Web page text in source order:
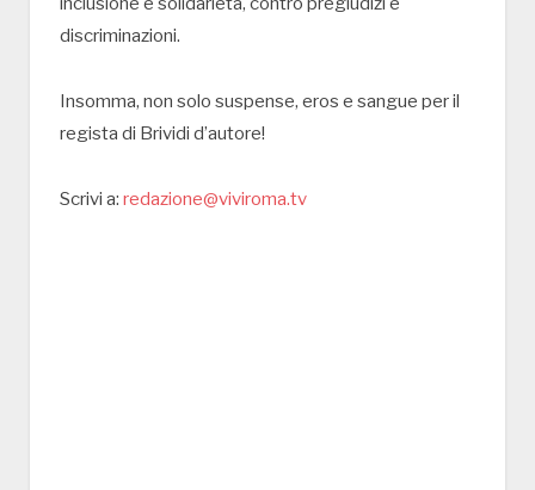
discriminazioni.
Insomma, non solo suspense, eros e sangue per il
regista di Brividi d’autore!
Scrivi a: redazione@viviroma.tv